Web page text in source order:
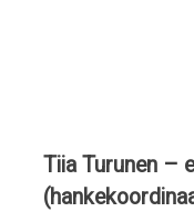
Tiia Turunen –